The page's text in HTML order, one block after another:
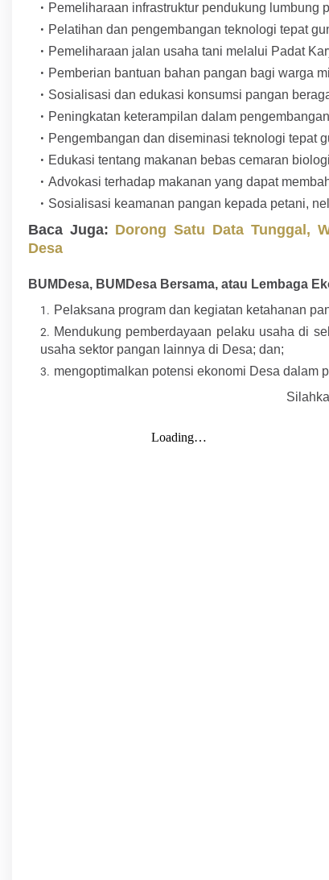
Pemeliharaan infrastruktur pendukung lumbung
Pelatihan dan pengembangan teknologi tepat
Pemeliharaan jalan usaha tani melalui Padat
Pemberian bantuan bahan pangan bagi warga
Sosialisasi dan edukasi konsumsi pangan
Peningkatan keterampilan dalam
Pengembangan dan diseminasi teknologi tepat
Edukasi tentang makanan bebas cemaran
Advokasi terhadap makanan yang dapat
Sosialisasi keamanan pangan kepada petani,
Baca Juga: Dorong Satu Data Tunggal,
Desa
BUMDesa, BUMDesa Bersama, atau Lembaga
Pelaksana program dan kegiatan ketahanan
Mendukung pemberdayaan pelaku usaha di
usaha sektor pangan lainnya di Desa; dan;
mengoptimalkan potensi ekonomi Desa dalam